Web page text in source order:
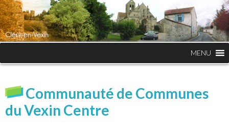
MENU
Communauté de Communes
du Vexin Centre